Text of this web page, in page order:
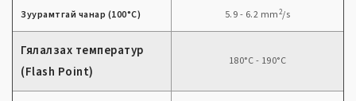
Зуурамтгай чанар (100°C) 5.9 - 6.2 mm2/s
Гялалзах температур
(Flash Point)
180°C - 190°C